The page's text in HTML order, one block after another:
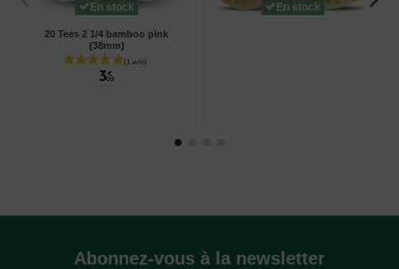
En stock
20 Tees 2 1/4 bamboo pink
(38mm)
3 €
00
En stock
Abonnez-vous à la newsletter